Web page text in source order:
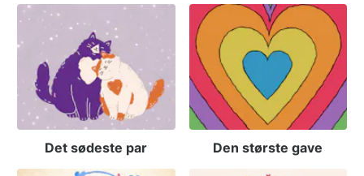
Det sødeste par Den største gave